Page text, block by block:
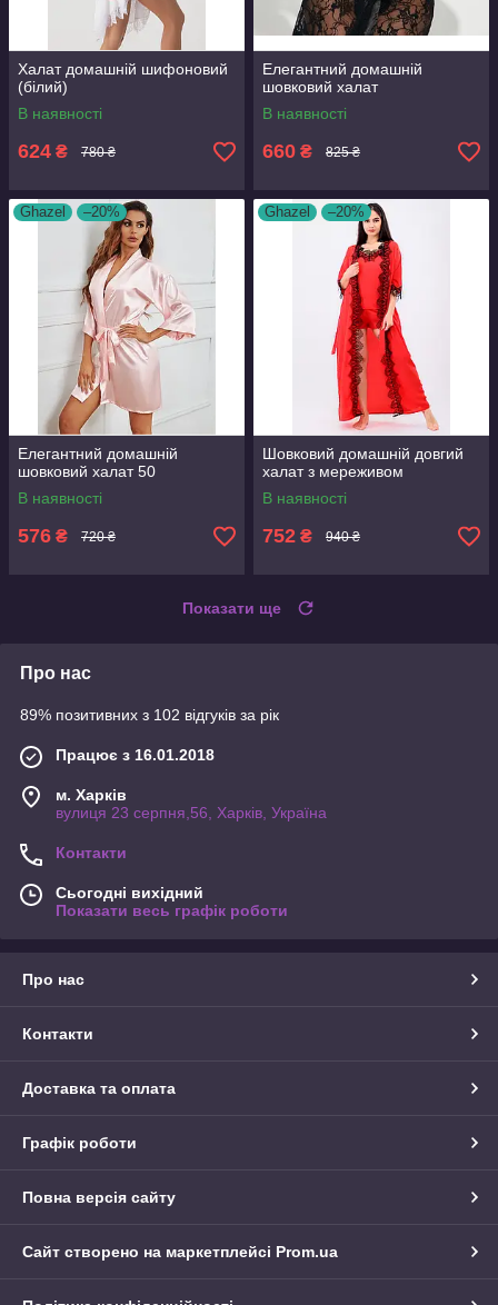
Халат домашній шифоновий
(білий)
В наявності
624 ₴ 780 ₴
Елегантний домашній
шовковий халат
В наявності
660 ₴ 825 ₴
Ghazel –20%
Елегантний домашній
шовковий халат 50
В наявності
576 ₴ 720 ₴
Ghazel –20%
Шовковий домашній довгий
халат з мереживом
В наявності
752 ₴ 940 ₴
Показати ще
Про нас
89% позитивних з 102 відгуків за рік
Працює з 16.01.2018
м. Харків
вулиця 23 серпня,56, Харків, Україна
Контакти
Сьогодні вихідний
Показати весь графік роботи
Про нас
Контакти
Доставка та оплата
Графік роботи
Повна версія сайту
Сайт створено на маркетплейсі Prom.ua